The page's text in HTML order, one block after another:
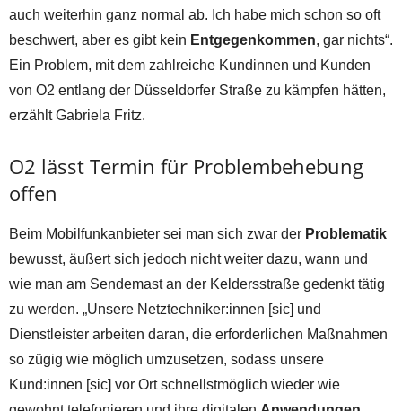
auch weiterhin ganz normal ab. Ich habe mich schon so oft
beschwert, aber es gibt kein Entgegenkommen, gar nichts“.
Ein Problem, mit dem zahlreiche Kundinnen und Kunden
von O2 entlang der Düsseldorfer Straße zu kämpfen hätten,
erzählt Gabriela Fritz.
O2 lässt Termin für Problembehebung
offen
Beim Mobilfunkanbieter sei man sich zwar der Problematik
bewusst, äußert sich jedoch nicht weiter dazu, wann und
wie man am Sendemast an der Keldersstraße gedenkt tätig
zu werden. „Unsere Netztechniker:innen [sic] und
Dienstleister arbeiten daran, die erforderlichen Maßnahmen
so zügig wie möglich umzusetzen, sodass unsere
Kund:innen [sic] vor Ort schnellstmöglich wieder wie